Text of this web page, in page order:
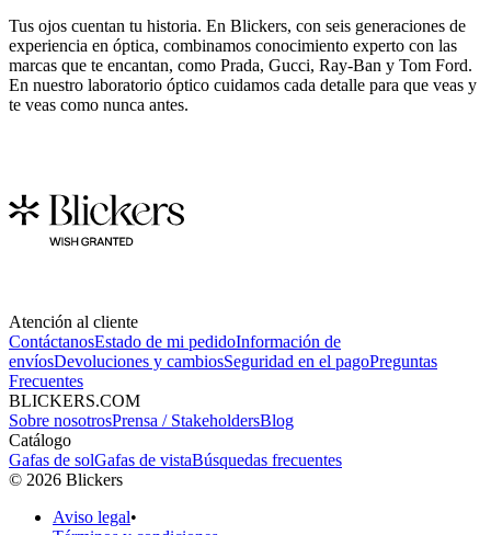
Tus ojos cuentan tu historia. En Blickers, con seis generaciones de
experiencia en óptica, combinamos conocimiento experto con las
marcas que te encantan, como Prada, Gucci, Ray-Ban y Tom Ford.
En nuestro laboratorio óptico cuidamos cada detalle para que veas y
te veas como nunca antes.
Atención al cliente
ContáctanosEstado de mi pedidoInformación de
envíosDevoluciones y cambiosSeguridad en el pagoPreguntas
Frecuentes
BLICKERS.COM
Sobre nosotrosPrensa / StakeholdersBlog
Catálogo
Gafas de solGafas de vistaBúsquedas frecuentes
© 2026 Blickers
Aviso legal•